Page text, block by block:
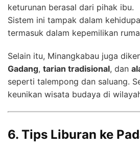
keturunan berasal dari pihak ibu.
Sistem ini tampak dalam
termasuk dalam kepemilikan
Selain itu, Minangkabau juga
Gadang, tarian tradisional, dan
seperti talempong dan saluang.
keunikan wisata budaya di
6. Tips Liburan ke